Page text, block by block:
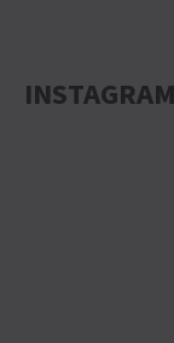
INSTAGRAM